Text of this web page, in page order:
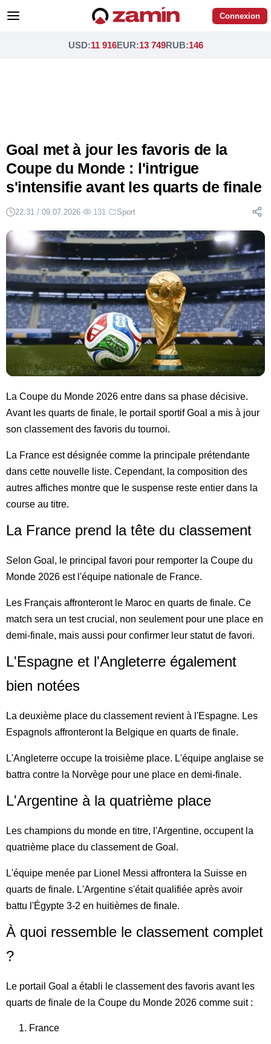
Connexion
USD:11 916EUR:13 749RUB:146
Goal met à jour les favoris de la
Coupe du Monde : l'intrigue
s'intensifie avant les quarts de finale
22:31 / 09.07.2026· 131 · Sport
La Coupe du Monde 2026 entre dans sa phase décisive.
Avant les quarts de finale, le portail sportif Goal a mis à jour
son classement des favoris du tournoi.
La France est désignée comme la principale prétendante
dans cette nouvelle liste. Cependant, la composition des
autres affiches montre que le suspense reste entier dans la
course au titre.
La France prend la tête du classement
Selon Goal, le principal favori pour remporter la Coupe du
Monde 2026 est l'équipe nationale de France.
Les Français affronteront le Maroc en quarts de finale. Ce
match sera un test crucial, non seulement pour une place en
demi-finale, mais aussi pour confirmer leur statut de favori.
L'Espagne et l'Angleterre également
bien notées
La deuxième place du classement revient à l'Espagne. Les
Espagnols affronteront la Belgique en quarts de finale.
L'Angleterre occupe la troisième place. L'équipe anglaise se
battra contre la Norvège pour une place en demi-finale.
L'Argentine à la quatrième place
Les champions du monde en titre, l'Argentine, occupent la
quatrième place du classement de Goal.
L'équipe menée par Lionel Messi affrontera la Suisse en
quarts de finale. L'Argentine s'était qualifiée après avoir
battu l'Égypte 3-2 en huitièmes de finale.
À quoi ressemble le classement complet
?
Le portail Goal a établi le classement des favoris avant les
quarts de finale de la Coupe du Monde 2026 comme suit :
France